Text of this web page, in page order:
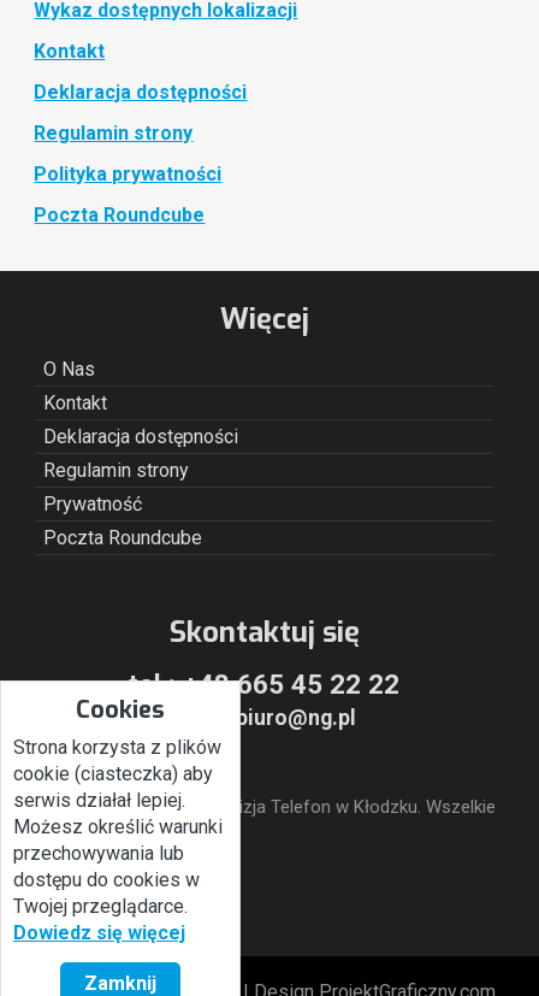
Wykaz dostępnych lokalizacji
Kontakt
Deklaracja dostępności
Regulamin strony
Polityka prywatności
Poczta Roundcube
Więcej
O Nas
Kontakt
Deklaracja dostępności
Regulamin strony
Prywatność
Poczta Roundcube
Skontaktuj się
tel.:+48 665 45 22 22
biuro@ng.pl
© NetGate. Internet Telewizja Telefon w Kłodzku. Wszelkie
prawa zastrzeżone. 2026
Cookies
Strona korzysta z plików
cookie (ciasteczka) aby
serwis działał lepiej.
Możesz określić warunki
przechowywania lub
dostępu do cookies w
Twojej przeglądarce.
Dowiedz się więcej
Zamknij